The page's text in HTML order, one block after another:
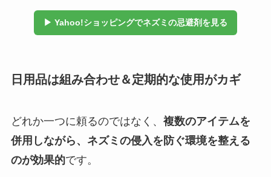
▶ Yahoo!ショッピングでネズミの忌避剤を見る
日用品は組み合わせ＆定期的な使用がカギ
どれか一つに頼るのではなく、 複数のアイテムを
併用しながら、ネズミの侵入を防ぐ環境を整える
のが効果的です。